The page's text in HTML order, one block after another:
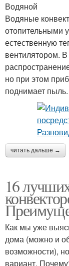
Водяной
Водяные
отопительными
естественную
вентилятором.
но при этом
поднимает пыль.
читать дальше →
16
Как мы уже
дома (можно и
возможности),
вариант.